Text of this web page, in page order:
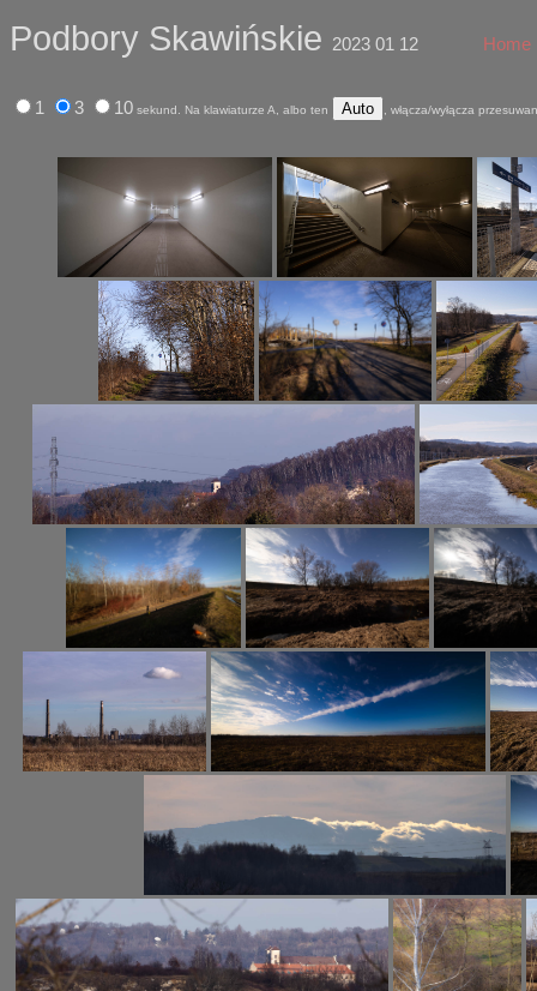
Podbory Skawińskie 2023 01 12 Home
1 3 10 sekund. Na klawiaturze A, albo ten Auto , włącza/wyłącza